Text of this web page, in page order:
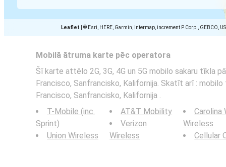
Leaflet © Esri, HERE, Garmin, Intermap, increment P Corp., GEBCO,
Mobilā ātruma karte pēc operatora
Šī karte attēlo 2G, 3G, 4G un 5G mobilo sakaru tīkla
Francisco, Sanfrancisko, Kalifornija. Skatīt arī :
Francisco, Sanfrancisko, Kalifornija .
T-Mobile (inc.
Sprint)
Union Wireless
AT&T Mobility
Verizon
Wireless
Carolina
Wireless
Cellular